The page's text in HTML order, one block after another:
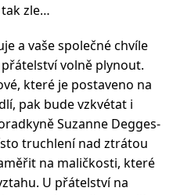
zle…
a vaše společné chvíle
volně plynout.
které je postaveno na
pak bude vzkvétat i
Suzanne Degges-
truchlení nad ztrátou
na maličkosti, které
U přátelství na